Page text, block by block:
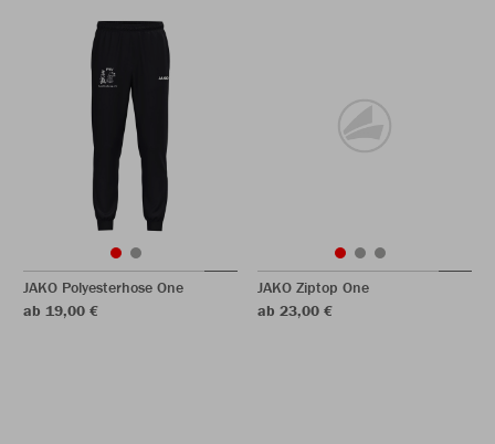
JAKO Polyesterhose One
ab 19,00 €
JAKO Ziptop One
ab 23,00 €